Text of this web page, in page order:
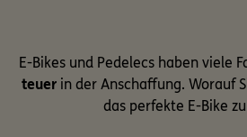
E-Bikes und Pedelecs haben viele
teuerin der Anschaffung. Worauf
das perfekte E-Bike